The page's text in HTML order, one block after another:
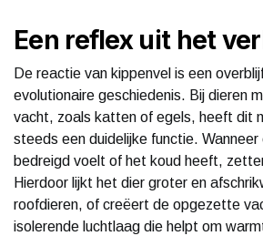
Een reflex uit het
De reactie van kippenvel is een
evolutionaire geschiedenis. Bij dieren
vacht, zoals katten of egels, heeft dit
steeds een duidelijke functie. Wanneer
bedreigd voelt of het koud heeft,
Hierdoor lijkt het dier groter en
roofdieren, of creëert de opgezette
isolerende luchtlaag die helpt om